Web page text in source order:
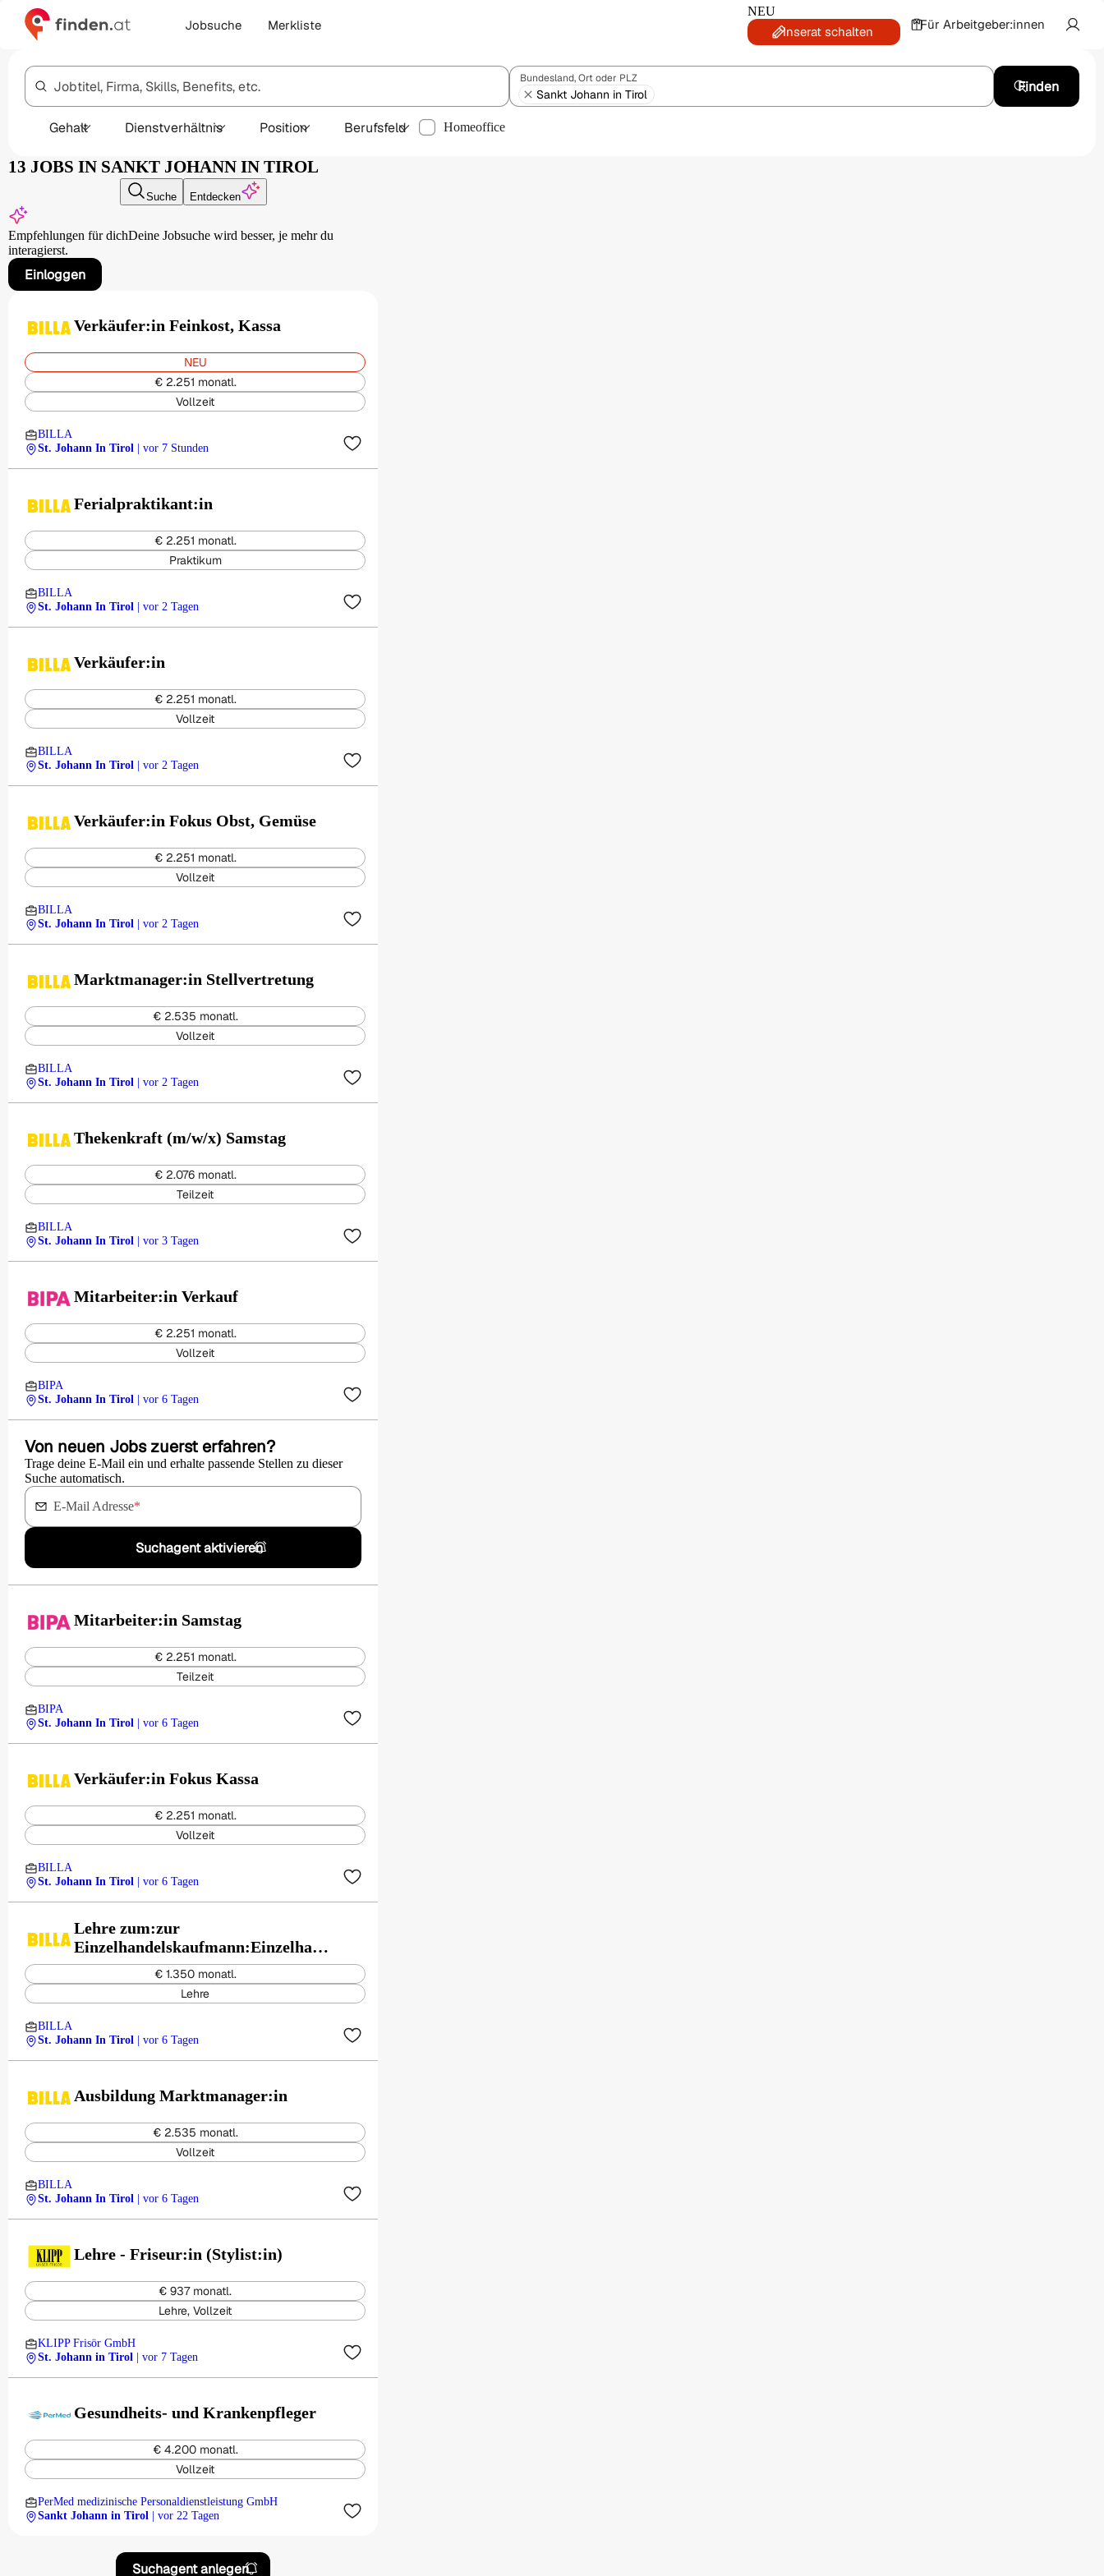
Jobsuche Merkliste
NEU
Inserat schalten Für Arbeitgeber:innen
Jobtitel, Firma, Skills, Benefits, etc. Bundesland, Ort oder PLZ
Sankt Johann in Tirol Finden
Gehalt Dienstverhältnis Position Berufsfeld Homeoffice
13 JOBS IN SANKT JOHANN IN TIROL
Suche Entdecken
Empfehlungen für dichDeine Jobsuche wird besser, je mehr du
interagierst.
Einloggen
Verkäufer:in Feinkost, Kassa
NEU
€ 2.251 monatl.
Vollzeit
BILLA
St. Johann In Tirol
| vor 7 Stunden
Ferialpraktikant:in
€ 2.251 monatl.
Praktikum
BILLA
St. Johann In Tirol
| vor 2 Tagen
Verkäufer:in
€ 2.251 monatl.
Vollzeit
BILLA
St. Johann In Tirol
| vor 2 Tagen
Verkäufer:in Fokus Obst, Gemüse
€ 2.251 monatl.
Vollzeit
BILLA
St. Johann In Tirol
| vor 2 Tagen
Marktmanager:in Stellvertretung
€ 2.535 monatl.
Vollzeit
BILLA
St. Johann In Tirol
| vor 2 Tagen
Thekenkraft (m/w/x) Samstag
€ 2.076 monatl.
Teilzeit
BILLA
St. Johann In Tirol
| vor 3 Tagen
Mitarbeiter:in Verkauf
€ 2.251 monatl.
Vollzeit
BIPA
St. Johann In Tirol
| vor 6 Tagen
Von neuen Jobs zuerst erfahren?
Trage deine E-Mail ein und erhalte passende Stellen zu dieser
Suche automatisch.
E-Mail Adresse*
Suchagent aktivieren
Mitarbeiter:in Samstag
€ 2.251 monatl.
Teilzeit
BIPA
St. Johann In Tirol
| vor 6 Tagen
Verkäufer:in Fokus Kassa
€ 2.251 monatl.
Vollzeit
BILLA
St. Johann In Tirol
| vor 6 Tagen
Lehre zum:zur
Einzelhandelskaufmann:Einzelhand
elskauffrau Schwerpunkt
Lebensmittel
€ 1.350 monatl.
Lehre
BILLA
St. Johann In Tirol
| vor 6 Tagen
Ausbildung Marktmanager:in
€ 2.535 monatl.
Vollzeit
BILLA
St. Johann In Tirol
| vor 6 Tagen
Lehre - Friseur:in (Stylist:in)
€ 937 monatl.
Lehre, Vollzeit
KLIPP Frisör GmbH
St. Johann in Tirol
| vor 7 Tagen
Gesundheits- und Krankenpfleger
€ 4.200 monatl.
Vollzeit
PerMed medizinische Personaldienstleistung GmbH
Sankt Johann in Tirol
| vor 22 Tagen
Suchagent anlegen